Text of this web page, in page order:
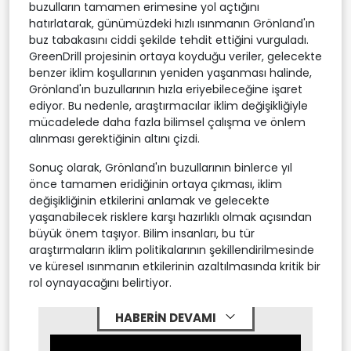
buzulların tamamen erimesine yol açtığını
hatırlatarak, günümüzdeki hızlı ısınmanın Grönland'ın
buz tabakasını ciddi şekilde tehdit ettiğini vurguladı.
GreenDrill projesinin ortaya koyduğu veriler, gelecekte
benzer iklim koşullarının yeniden yaşanması halinde,
Grönland'ın buzullarının hızla eriyebileceğine işaret
ediyor. Bu nedenle, araştırmacılar iklim değişikliğiyle
mücadelede daha fazla bilimsel çalışma ve önlem
alınması gerektiğinin altını çizdi.
Sonuç olarak, Grönland'ın buzullarının binlerce yıl
önce tamamen eridiğinin ortaya çıkması, iklim
değişikliğinin etkilerini anlamak ve gelecekte
yaşanabilecek risklere karşı hazırlıklı olmak açısından
büyük önem taşıyor. Bilim insanları, bu tür
araştırmaların iklim politikalarının şekillendirilmesinde
ve küresel ısınmanın etkilerinin azaltılmasında kritik bir
rol oynayacağını belirtiyor.
HABERİN DEVAMI